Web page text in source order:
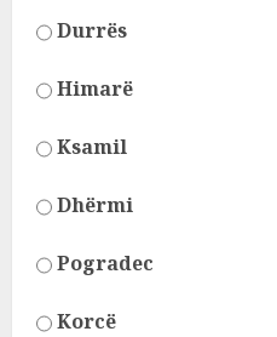
Durrës
Himarë
Ksamil
Dhërmi
Pogradec
Korcë